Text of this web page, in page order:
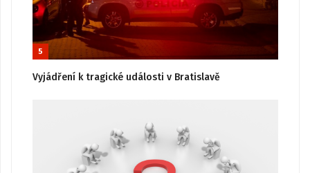
5
Vyjádření k tragické události v Bratislavě